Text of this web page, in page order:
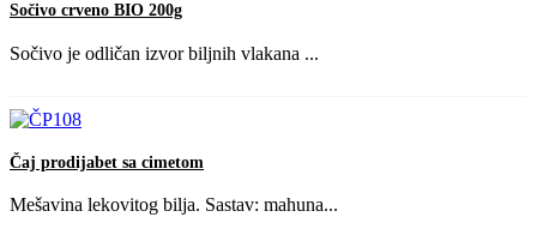
Sočivo crveno BIO 200g
Sočivo je odličan izvor biljnih vlakana ...
Čaj prodijabet sa cimetom
Mešavina lekovitog bilja. Sastav: mahuna...